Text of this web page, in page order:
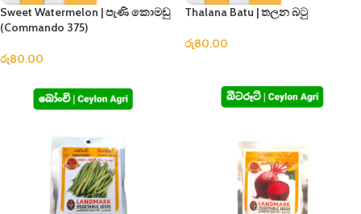
Sweet Watermelon | පැණි කොමඩු
(Commando 375)
රු80.00
Thalana Batu | තලන බටු
රු80.00